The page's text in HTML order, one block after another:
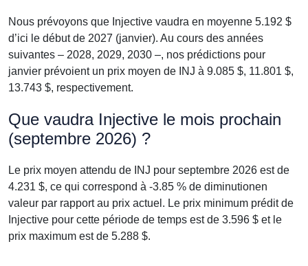
Nous prévoyons que Injective vaudra en moyenne 5.192 $
d’ici le début de 2027 (janvier). Au cours des années
suivantes – 2028, 2029, 2030 –, nos prédictions pour
janvier prévoient un prix moyen de INJ à 9.085 $, 11.801 $,
13.743 $, respectivement.
Que vaudra Injective le mois prochain
(septembre 2026) ?
Le prix moyen attendu de INJ pour septembre 2026 est de
4.231 $, ce qui correspond à -3.85 % de diminutionen
valeur par rapport au prix actuel. Le prix minimum prédit de
Injective pour cette période de temps est de 3.596 $ et le
prix maximum est de 5.288 $.